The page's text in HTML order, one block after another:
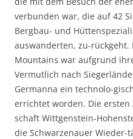
verbunden war, die auf 42
Bergbau- und
auswanderten, zu-rückgeht.
Mountains war aufgrund
Vermutlich nach
Germanna ein technolo-
errichtet worden. Die
schaft Wittgenstein-
die Schwarzenauer